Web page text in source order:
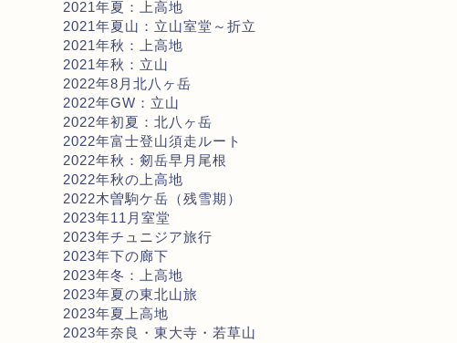
2021年夏：上高地
2021年夏山：立山室堂～折立
2021年秋：上高地
2021年秋：立山
2022年8月北八ヶ岳
2022年GW：立山
2022年初夏：北八ヶ岳
2022年富士登山須走ルート
2022年秋：剱岳早月尾根
2022年秋の上高地
2022木曽駒ケ岳（残雪期）
2023年11月室堂
2023年チュニジア旅行
2023年下の廊下
2023年冬：上高地
2023年夏の東北山旅
2023年夏上高地
2023年奈良・東大寺・若草山